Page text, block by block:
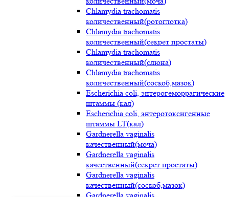
Chlamydia trachomatis
количественный(ротоглотка)
Chlamydia trachomatis
количественный(секрет простаты)
Chlamydia trachomatis
количественный(слюна)
Chlamydia trachomatis
количественный(соскоб,мазок)
Escherichia coli, энтерогеморрагические
штаммы (кал)
Escherichia coli, энтеротоксигенные
штаммы LT(кал)
Gardnerella vaginalis
качественный(моча)
Gardnerella vaginalis
качественный(секрет простаты)
Gardnerella vaginalis
качественный(соскоб,мазок)